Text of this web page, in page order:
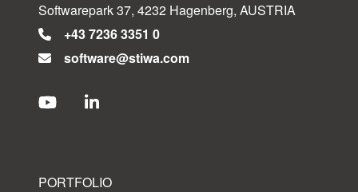
Softwarepark 37, 4232 Hagenberg, AUSTRIA
+43 7236 3351 0
software@stiwa.com
PORTFOLIO